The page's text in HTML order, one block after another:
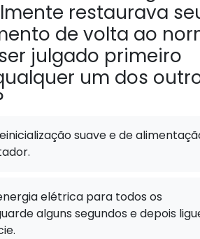
restaurava
de volta ao
julgado primeiro
um dos
suave e de
elétrica para todos os
alguns segundos e depois